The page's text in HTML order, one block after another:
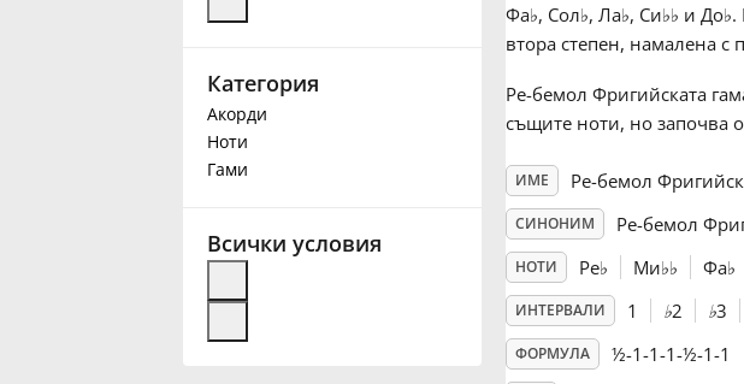
Deutsch
Français
Категория
Акорди
Ноти
Гами
Всички условия
Фа♭, Сол♭, Ла♭, Си♭♭ и До♭.
втора степен, намалена с
Ре-бемол Фригийската
същите ноти, но започва
ИМЕ Ре-бемол
СИНОНИМ Ре-бемол
НОТИ Ре♭ Ми♭♭ Фа♭
ИНТЕРВАЛИ 1 ♭2 ♭3
ФОРМУЛА ½-1-1-1-½-1-1